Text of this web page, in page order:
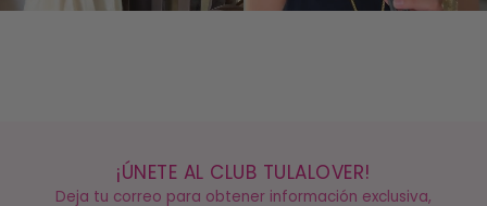
¡ÚNETE AL CLUB TULALOVER!
Deja tu correo para obtener información exclusiva,